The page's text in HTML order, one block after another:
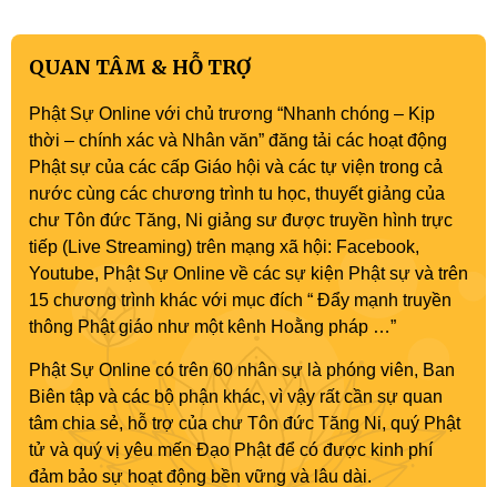
QUAN TÂM & HỖ TRỢ
Phật Sự Online với chủ trương “Nhanh chóng – Kịp
thời – chính xác và Nhân văn” đăng tải các hoạt động
Phật sự của các cấp Giáo hội và các tự viện trong cả
nước cùng các chương trình tu học, thuyết giảng của
chư Tôn đức Tăng, Ni giảng sư được truyền hình trực
tiếp (Live Streaming) trên mạng xã hội: Facebook,
Youtube, Phật Sự Online về các sự kiện Phật sự và trên
15 chương trình khác với mục đích “ Đẩy mạnh truyền
thông Phật giáo như một kênh Hoằng pháp …”
Phật Sự Online có trên 60 nhân sự là phóng viên, Ban
Biên tập và các bộ phận khác, vì vậy rất cần sự quan
tâm chia sẻ, hỗ trợ của chư Tôn đức Tăng Ni, quý Phật
tử và quý vị yêu mến Đạo Phật để có được kinh phí
đảm bảo sự hoạt động bền vững và lâu dài.